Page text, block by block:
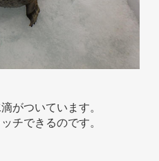
がついています。
チできるのです。